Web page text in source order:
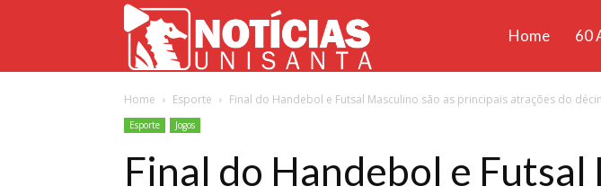
Unisanta
Home 60
Home Esporte Final do Handebol e Futsal Masculino são as principais atrações do
Esporte Jogos
Final do Handebol e